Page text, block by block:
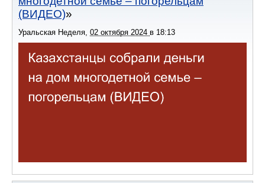
(ВИДЕО)
Уральская Неделя, 02 октября 2024 в 18:13